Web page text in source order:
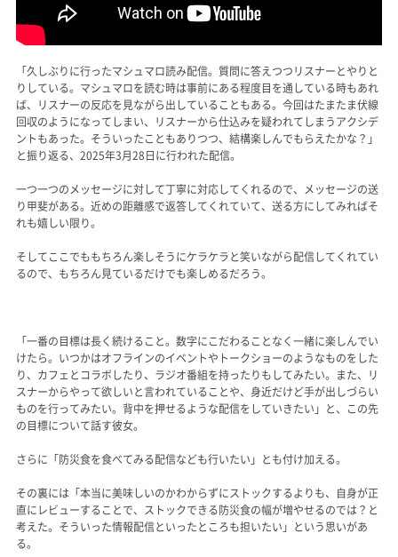
「久しぶりに行ったマシュマロ読み配信。質問に答えつつリスナーとやりと
りしている。マシュマロを読む時は事前にある程度目を通している時もあれ
ば、リスナーの反応を見ながら出していることもある。今回はたまたま伏線
回収のようになってしまい、リスナーから仕込みを疑われてしまうアクシデ
ントもあった。そういったこともありつつ、結構楽しんでもらえたかな？」
と振り返る、2025年3月28日に行われた配信。
一つ一つのメッセージに対して丁寧に対応してくれるので、メッセージの送
り甲斐がある。近めの距離感で返答してくれていて、送る方にしてみればそ
れも嬉しい限り。
そしてここでももちろん楽しそうにケラケラと笑いながら配信してくれてい
るので、もちろん見ているだけでも楽しめるだろう。
「一番の目標は長く続けること。数字にこだわることなく一緒に楽しんでい
けたら。いつかはオフラインのイベントやトークショーのようなものをした
り、カフェとコラボしたり、ラジオ番組を持ったりもしてみたい。また、リ
スナーからやって欲しいと言われていることや、身近だけど手が出しづらい
ものを行ってみたい。背中を押せるような配信をしていきたい」と、この先
の目標について話す彼女。
さらに「防災食を食べてみる配信なども行いたい」とも付け加える。
その裏には「本当に美味しいのかわからずにストックするよりも、自身が正
直にレビューすることで、ストックできる防災食の幅が増やせるのでは？と
考えた。そういった情報配信といったところも担いたい」という思いがあ
る。